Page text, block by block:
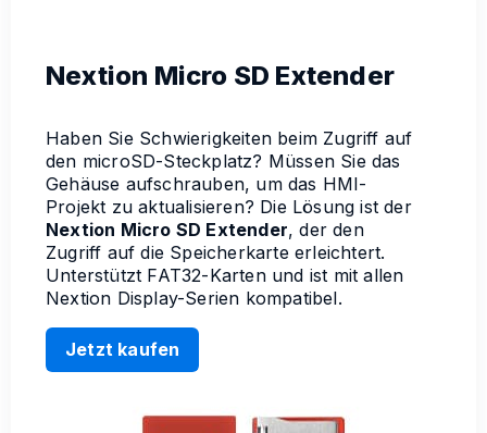
Nextion Micro SD Extender
Haben Sie Schwierigkeiten beim Zugriff auf
den microSD-Steckplatz? Müssen Sie das
Gehäuse aufschrauben, um das HMI-
Projekt zu aktualisieren? Die Lösung ist der
Nextion Micro SD Extender, der den
Zugriff auf die Speicherkarte erleichtert.
Unterstützt FAT32-Karten und ist mit allen
Nextion Display-Serien kompatibel.
Jetzt kaufen